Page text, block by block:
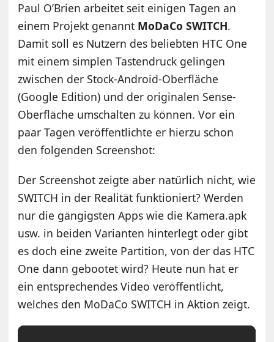
Paul O’Brien arbeitet seit einigen Tagen an
einem Projekt genannt MoDaCo SWITCH.
Damit soll es Nutzern des beliebten HTC One
mit einem simplen Tastendruck gelingen
zwischen der Stock-Android-Oberfläche
(Google Edition) und der originalen Sense-
Oberfläche umschalten zu können. Vor ein
paar Tagen veröffentlichte er hierzu schon
den folgenden Screenshot:
Der Screenshot zeigte aber natürlich nicht, wie
SWITCH in der Realität funktioniert? Werden
nur die gängigsten Apps wie die Kamera.apk
usw. in beiden Varianten hinterlegt oder gibt
es doch eine zweite Partition, von der das HTC
One dann gebootet wird? Heute nun hat er
ein entsprechendes Video veröffentlicht,
welches den MoDaCo SWITCH in Aktion zeigt.